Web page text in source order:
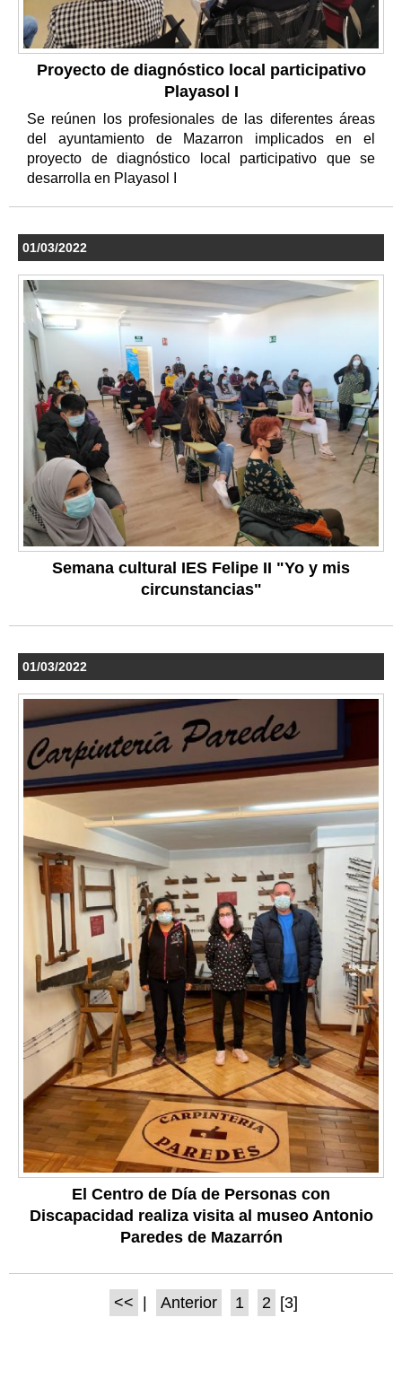
Proyecto de diagnóstico local participativo
Playasol I
Se reúnen los profesionales de las diferentes áreas
del ayuntamiento de Mazarron implicados en el
proyecto de diagnóstico local participativo que se
desarrolla en Playasol I
01/03/2022
Semana cultural IES Felipe II "Yo y mis
circunstancias"
01/03/2022
El Centro de Día de Personas con
Discapacidad realiza visita al museo Antonio
Paredes de Mazarrón
<< | Anterior 1 2 [3]